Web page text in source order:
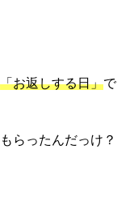
「お返しする日」で
らったんだっけ？